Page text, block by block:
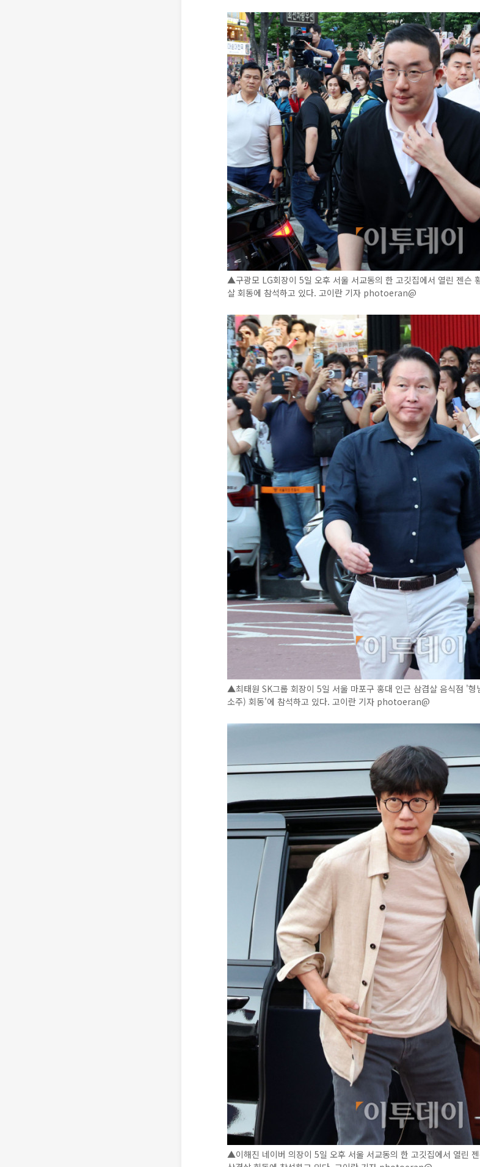
▲구광모 LG회장이 5일 오후 서울 서교동의 한 고깃집에서 열린 젠슨
살 회동에 참석하고 있다. 고이란 기자 photoeran@
▲최태원 SK그룹 회장이 5일 서울 마포구 홍대 인근 삼겹살 음식점 '형
소주) 회동'에 참석하고 있다. 고이란 기자 photoeran@
▲이해진 네이버 의장이 5일 오후 서울 서교동의 한 고깃집에서 열린